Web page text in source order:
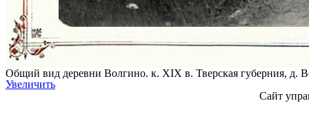
Общий вид деревни Волгино. к. XIX в. Тверская губерния, д.
Увеличить
Сайт